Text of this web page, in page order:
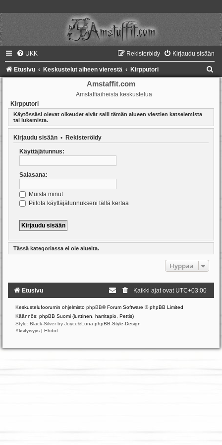
UKK Kirjaudu sisään
Rekisteröidy
Etusivu Keskustelut aiheen vierestä Kirpputori
Amstaffit.com
Amstaffiaiheista keskustelua
Kirpputori
Käytössäsi olevat oikeudet eivät salli tämän alueen viestien katselemista
tai lukemista.
Kirjaudu sisään • Rekisteröidy
Käyttäjätunnus:
Salasana:
Muista minut
Piilota käyttäjätunnukseni tällä kertaa
Tässä kategoriassa ei ole alueita.
Hyppää
Etusivu Kaikki ajat ovat UTC+03:00
Keskustelufoorumin ohjelmisto phpBB® Forum Software © phpBB Limited
Käännös: phpBB Suomi (lurttinen, harritapio, Pettis)
Style: Black-Silver by Joyce&Luna phpBB-Style-Design
Yksityisyys | Ehdot